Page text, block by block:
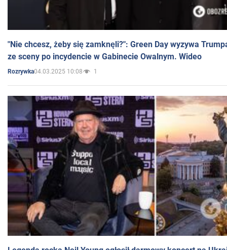
"Nie chcesz, żeby się zamknęli?": Green Day wyzywa
ze sceny po incydencie w Gabinecie Owalnym. Wideo
Rozrywka04.03.2025 10:08 1